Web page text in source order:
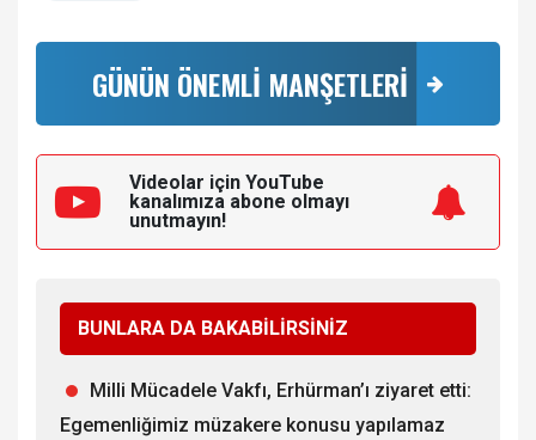
GÜNÜN ÖNEMLİ MANŞETLERİ
Videolar için YouTube
kanalımıza abone olmayı
unutmayın!
BUNLARA DA BAKABİLİRSİNİZ
Milli Mücadele Vakfı, Erhürman’ı ziyaret etti:
Egemenliğimiz müzakere konusu yapılamaz